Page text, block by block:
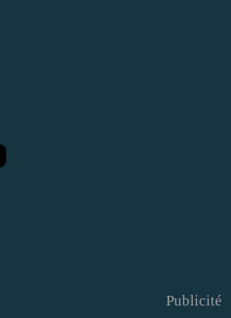
Publicité